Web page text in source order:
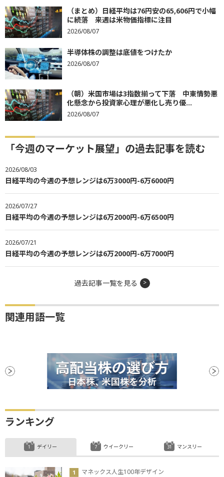
（まとめ）日経平均は76円安の65,606円で小幅
に続落 来週は米物価指標に注目
2026/08/07
半導体株の調整は底値をつけたか
2026/08/07
（朝）米国市場は3指数揃って下落 中東情勢悪
化懸念から投資家心理が悪化し売り優...
2026/08/07
「今週のマーケット展望」の過去記事を読む
2026/08/03
日経平均の今週の予想レンジは6万3000円-6万6000円
2026/07/27
日経平均の今週の予想レンジは6万2000円-6万6500円
2026/07/21
日経平均の今週の予想レンジは6万2000円-6万7000円
過去記事一覧を見る
関連用語一覧
ランキング
デイリー
マネックス人生100年デザイン
ウイークリー マンスリー